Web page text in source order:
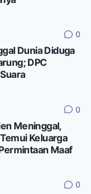
0
Dunia Diduga
DPC
0
Meninggal,
Keluarga
Maaf
0